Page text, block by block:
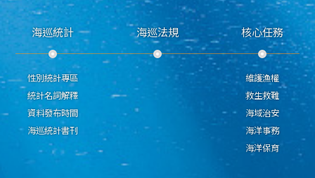
海巡統計
性別統計專區
統計名詞解釋
資料發布時間
海巡統計書刊
海巡法規 核心任務
維護漁權
救生救難
海域治安
海洋事務
海洋保育